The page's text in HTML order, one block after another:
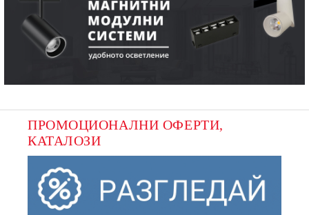
ПРОМОЦИОНАЛНИ ОФЕРТИ,
КАТАЛОЗИ